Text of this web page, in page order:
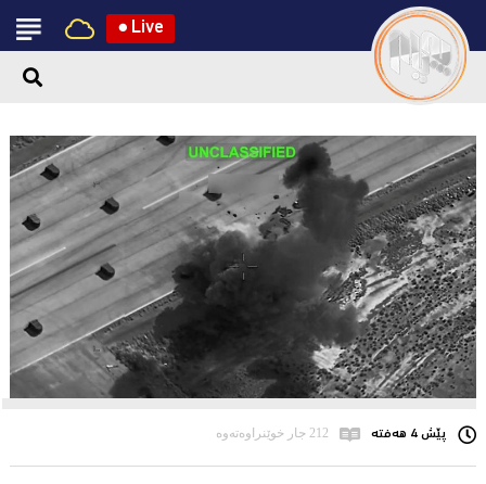
● Live
پێش 4 هەفتە 212 جار خوێنراوەتەوە